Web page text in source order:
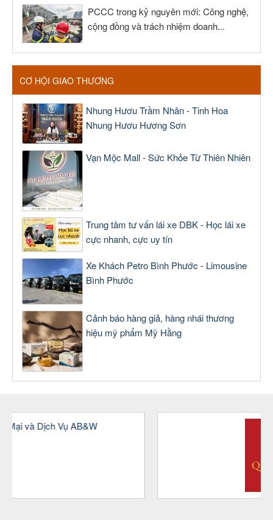
PCCC trong kỷ nguyên mới: Công nghệ,
cộng đồng và trách nhiệm doanh...
CƠ HỘI GIAO THƯƠNG
Nhung Hươu Trầm Nhân - Tinh Hoa
Nhung Hươu Hương Sơn
Vạn Mộc Mall - Sức Khỏe Từ Thiên Nhiên
Trung tâm tư vấn lái xe DBK - Học lái xe
cực nhanh, cực uy tín
Xe Khách Petro Bình Phước - Limousine
Bình Phước
Cảnh báo hàng giả, hàng nhái thương
hiệu mỹ phẩm Mỹ Hằng